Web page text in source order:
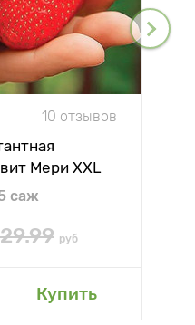
10 отзывов
Мери XXL
саж
29.99 руб
Купить